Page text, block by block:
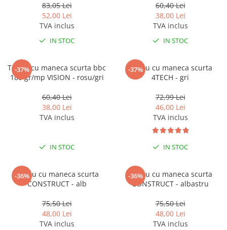
83,05 Lei
52,00 Lei
TVA inclus
IN STOC
60,40 Lei
38,00 Lei
TVA inclus
IN STOC
-37%
Tricou cu maneca scurta bbc
180 gr/mp VISION - rosu/gri
60,40 Lei
38,00 Lei
TVA inclus
IN STOC
-37%
Tricou cu maneca scurta
4TECH - gri
72,99 Lei
46,00 Lei
TVA inclus
IN STOC
-36%
Tricou cu maneca scurta
CONSTRUCT - alb
75,50 Lei
48,00 Lei
TVA inclus
-36%
Tricou cu maneca scurta
CONSTRUCT - albastru
75,50 Lei
48,00 Lei
TVA inclus